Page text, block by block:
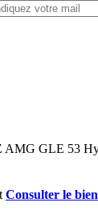
Consulter le bien